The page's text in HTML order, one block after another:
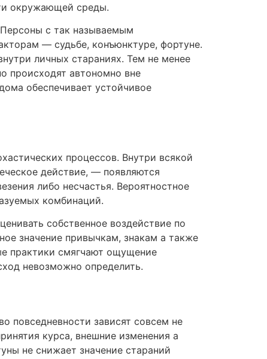
окружающей среды.
с так называемым
— судьбе, конъюнктуре, фортуне.
личных стараниях. Тем не менее
происходят автономно вне
обеспечивает устойчивое
процессов. Внутри всякой
действие, — появляются
либо несчастья. Вероятностное
комбинаций.
собственное воздействие по
значение привычкам, знакам а также
практики смягчают ощущение
невозможно определить.
повседневности зависят совсем не
курса, внешние изменения а
не снижает значение стараний